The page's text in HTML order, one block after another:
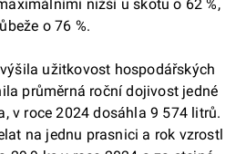
nižší u skotu o 62 %,
o 76 %.
užitkovost hospodářských
průměrná roční dojivost jedné
v roce 2024 dosáhla 9 574 litrů.
na jednu prasnici a rok vzrostl